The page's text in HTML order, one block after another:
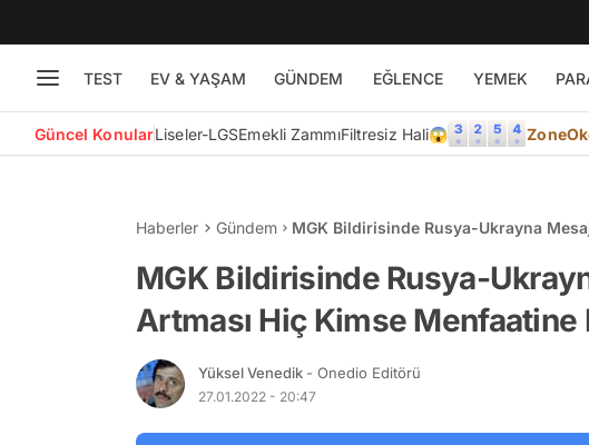
TEST EV & YAŞAM GÜNDEM EĞLENCE YEMEK
Güncel KonularLiseler-LGSEmekli ZammıFiltresiz Hali😱
Haberler Gündem
MGK Bildirisinde Rusya-Ukrayna
MGK Bildirisinde Rusya-
Artması Hiç Kimse
Yüksel Venedik - Onedio Editörü
27.01.2022 - 20:47